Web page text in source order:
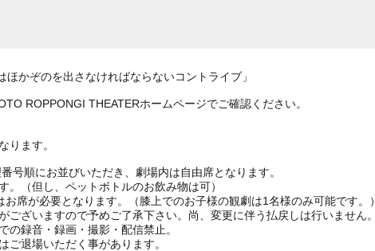
かぞのを出さなければならないコントライブ」
ROPPONGI THEATERホームページでご確認ください。
ります。
号順にお並びいただき、劇場内は自由席となります。
（但し、ペットボトルのお飲み物は可）
席が必要となります。（膝上でのお子様の観劇は1名様のみ可能です。）
ざいますので予めご了承下さい。尚、変更に伴う払戻しは行いません。
録音・録画・撮影・配信禁止。
退場いただく事があります。